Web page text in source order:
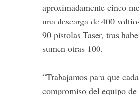
aproximadamente cinco
una descarga de 400
90 pistolas Taser, tras
sumen otras 100.
“Trabajamos para que
compromiso del equipo